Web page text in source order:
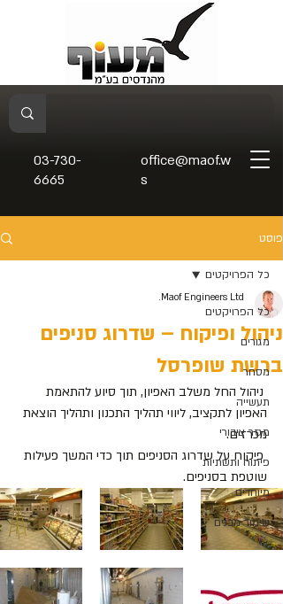
03-730-
6665
office@maof.w
s
פוסט
כל הפרויקטים
מגורים
מסחר
תעשייה
מגזר ציבורי
פיתוח ותשתיות
מיוחדים
שימור מבנים
כל הפרויקטים
ניהול ופיקוח – שדרוג סניפים
ברשת שופרסל
Maof Engineers Ltd.
ניהול החל משלב האפיון, תוך סיוע להתאמת
האפיון לתקציב, ליווי תהליך התכנון ותהליך הוצאת
מכרזים.
פיקוח על שדרוג הסניפים תוך כדי המשך פעילות
שוטפת בסניפים.